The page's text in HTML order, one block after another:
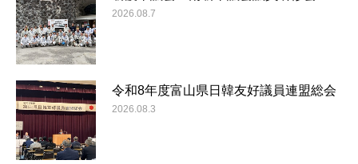
2026.08.7
令和8年度富山県日韓友好議員連盟総会
2026.08.3